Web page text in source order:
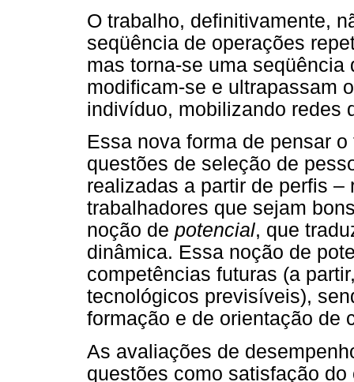
O trabalho, definitivamente,
seqüência de operações
mas torna-se uma
modificam-se e ultrapassam
indivíduo, mobilizando redes
Essa nova forma de pensar
questões de seleção de
realizadas a partir de perfis
trabalhadores que sejam
noção de potencial, que
dinâmica. Essa noção de
competências futuras (a
tecnológicos previsíveis),
formação e de orientação de
As avaliações de
questões como satisfação